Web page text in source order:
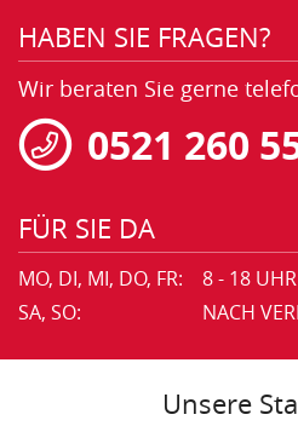
HABEN SIE FRAGEN?
Wir beraten Sie gerne
0521 260
FÜR SIE DA
MO, DI, MI, DO, FR:
8 - 18 UHR
SA, SO:
NACH
Unsere